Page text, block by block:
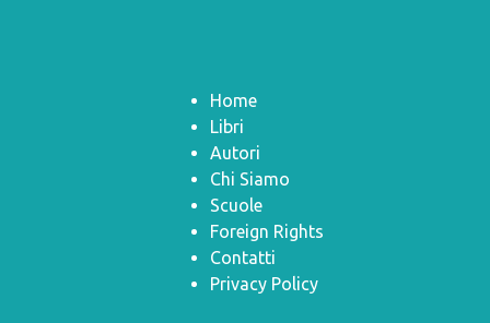
Home
Libri
Autori
Chi Siamo
Scuole
Foreign Rights
Contatti
Privacy Policy